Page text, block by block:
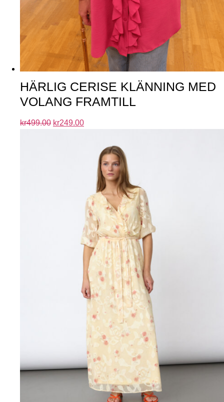
HÄRLIG CERISE KLÄNNING MED
VOLANG FRAMTILL
kr499.00 kr249.00